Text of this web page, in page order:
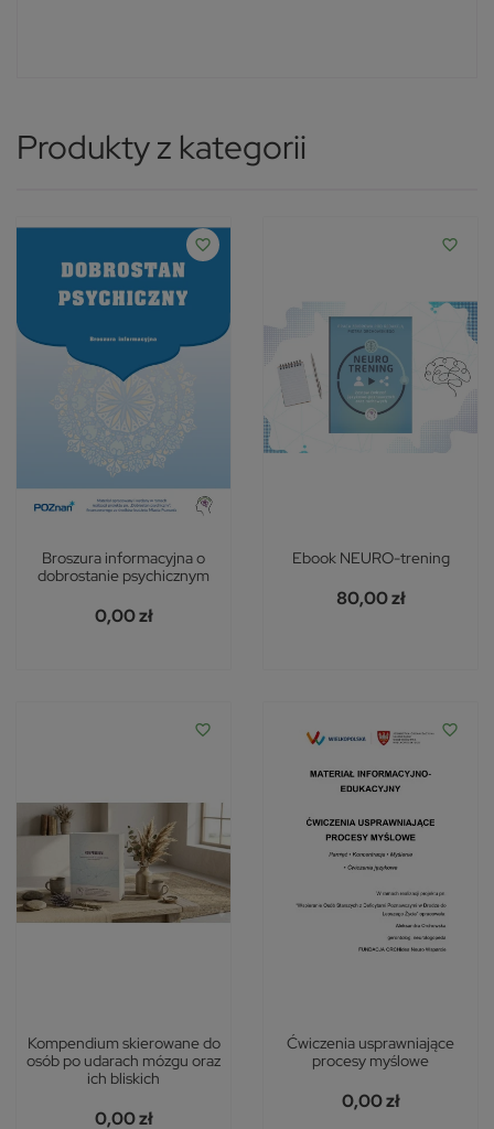
Produkty z kategorii
Broszura informacyjna o
dobrostanie psychicznym
0,00 zł
favorite_border
Ebook NEURO-trening
80,00 zł
favorite_border
Kompendium skierowane do
osób po udarach mózgu oraz
ich bliskich
0,00 zł
favorite_border
Ćwiczenia usprawniające
procesy myślowe
0,00 zł
favorite_border